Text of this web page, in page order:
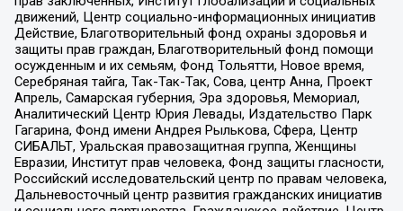
движений, Центр социально-информационных инициатив
Действие, Благотворительный фонд охраны здоровья и
защиты прав граждан, Благотворительный фонд помощи
осужденным и их семьям, Фонд Тольятти, Новое время,
Серебряная тайга, Так-Так-Так, Сова, центр Анна, Проект
Апрель, Самарская губерния, Эра здоровья, Мемориал,
Аналитический Центр Юрия Левады, Издательство Парк
Гагарина, Фонд имени Андрея Рылькова, Сфера, Центр
СИБАЛЬТ, Уральская правозащитная группа, Женщины
Евразии, Институт прав человека, Фонд защиты гласности,
Российский исследовательский центр по правам человека,
Дальневосточный центр развития гражданских инициатив